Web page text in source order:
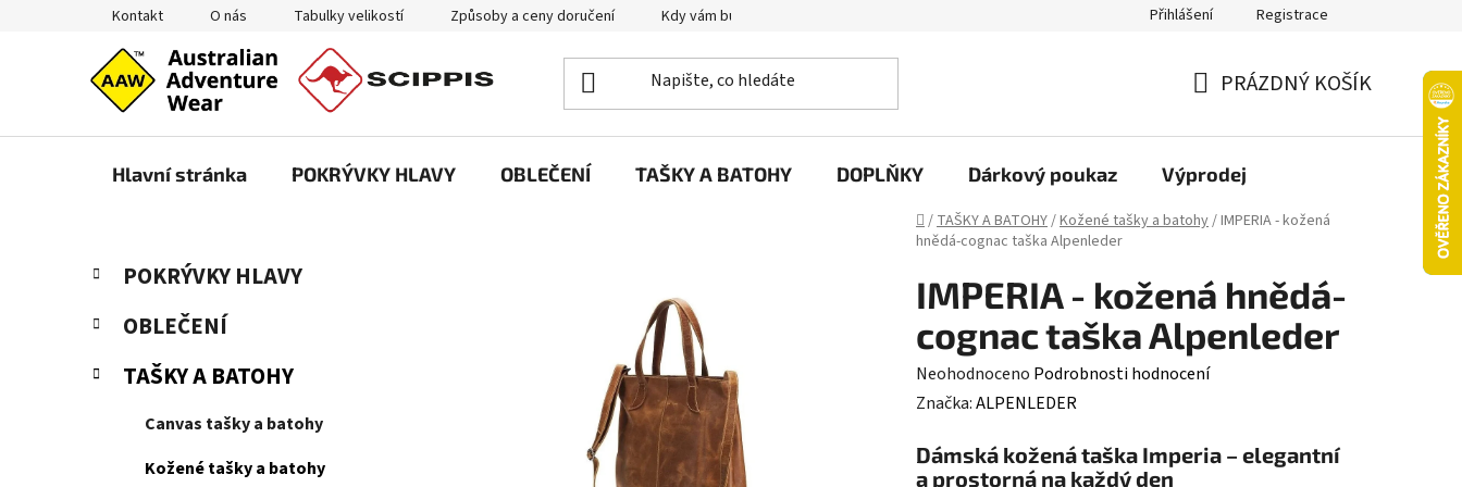
Kontakt O nás Tabulky velikostí Způsoby a ceny doručení Kdy vám bude zboží doručené? Výměna zboží nebo vrácení ve 14denní lhůtě Platba objednávky kartou
Přihlášení Registrace
KOŠÍK
PRÁZDNÝ KOŠÍK
Hlavní stránka POKRÝVKY HLAVY OBLEČENÍ TAŠKY A BATOHY DOPLŇKY Dárkový poukaz Výprodej
Domů
/TAŠKY A BATOHY/Kožené tašky a batohy/IMPERIA - kožená
hnědá-cognac taška Alpenleder
P
s
r
Přeskočit
kategorie
K
a
e
o
POKRÝVKY HLAVY
OBLEČENÍ
TAŠKY A BATOHY
Canvas tašky a batohy
Kožené tašky a batohy
IMPERIA - kožená hnědá-
cognac taška Alpenleder
Průměrné
hodnocení
je
Neohodnoceno Podrobnosti hodnocení
Značka:ALPENLEDER
Dámská kožená taška Imperia – elegantní
a prostorná na každý den